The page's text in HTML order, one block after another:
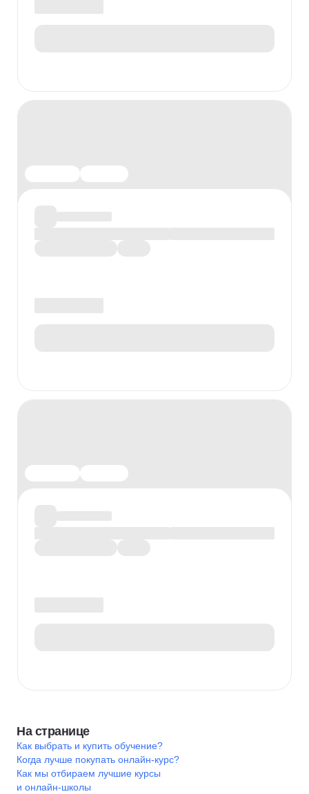
На странице
Как выбрать и купить обучение?
Когда лучше покупать онлайн-курс?
Как мы отбираем лучшие курсы
и онлайн-школы